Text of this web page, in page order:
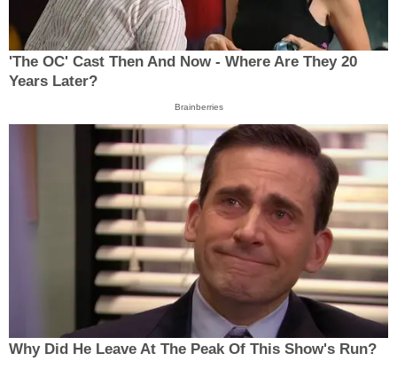
'The OC' Cast Then And Now - Where Are They 20
Years Later?
Brainberries
Why Did He Leave At The Peak Of This Show's Run?